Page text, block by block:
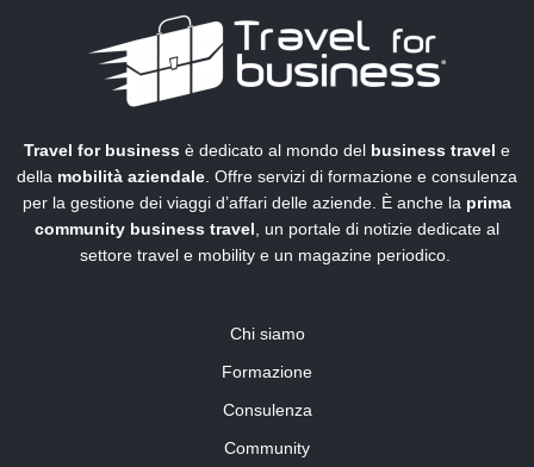
Travel for business è dedicato al mondo del business travel e
della mobilità aziendale . Offre servizi di formazione e consulenza
per la gestione dei viaggi d’affari delle aziende. È anche la prima
community business travel , un portale di notizie dedicate al
settore travel e mobility e un magazine periodico.
Chi siamo
Formazione
Consulenza
Community